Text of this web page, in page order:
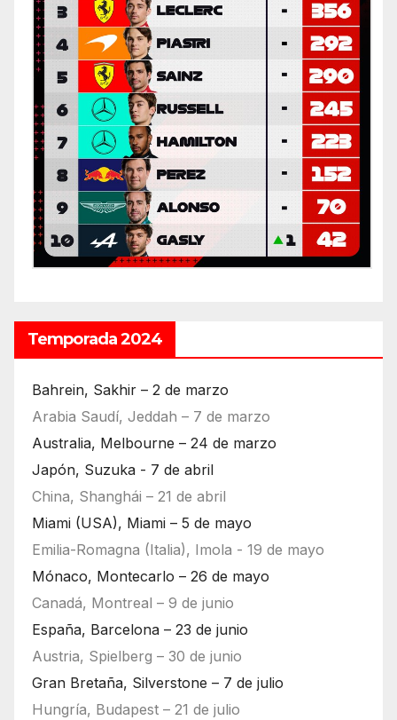
Temporada 2024
Bahrein, Sakhir – 2 de marzo
Arabia Saudí, Jeddah – 7 de marzo
Australia, Melbourne – 24 de marzo
Japón, Suzuka - 7 de abril
China, Shanghái – 21 de abril
Miami (USA), Miami – 5 de mayo
Emilia-Romagna (Italia), Imola - 19 de mayo
Mónaco, Montecarlo – 26 de mayo
Canadá, Montreal – 9 de junio
España, Barcelona – 23 de junio
Austria, Spielberg – 30 de junio
Gran Bretaña, Silverstone – 7 de julio
Hungría, Budapest – 21 de julio